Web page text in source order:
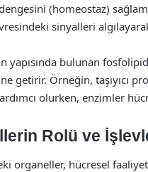
(homeostaz)
sinyalleri
yapısında bulunan
getirir. Örneğin, taşıyıcı
olurken, enzimler
Rolü ve
organeller, hücresel